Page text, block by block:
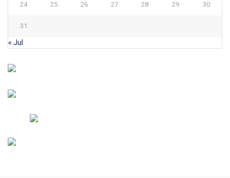
24 25 26 27 28 29 30
31
« Jul